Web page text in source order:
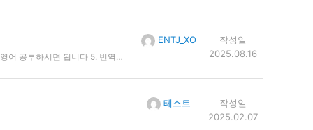
일타강사 안녕하세요! 오늘은 기분이 아주 좋아요. Hello! I’m feeling great today. [발음: 헬로! 아임 필링 그레잇 투데이.] ━━━━━━━━━━━━━━ 쪽집게 분석 1. 안녕하세요! → "Hello!" - 격식 있는 인사 - 학습 포인트: 친근하게는 "Hi!" 가능 2. 오늘은 기분이 아주 좋아요 → "I’m feeling great today." - 기분을 표현할 때 자연스러운 구문 - 학습 포인트: "I’m in a great mood" 변형 가능 6. 영어 입력 시에도 동일 구조 적용 - 사용자 채팅, 발음, 분석, 영어 일타강사, 쪽집게 분석 - 한국어 번역과 발음 제공
ENTJ_XO
작성일
2025.08.16
테스트
작성일
2025.02.07